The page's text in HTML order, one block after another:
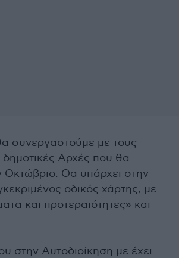
συνεργαστούμε με τους
Αρχές που θα
Οκτώβριο. Θα υπάρχει στην
οδικός χάρτης, με
και προτεραιότητες» και
στην Αυτοδιοίκηση με έχει